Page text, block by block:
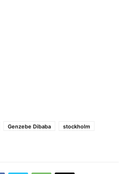
Genzebe Dibaba
stockholm